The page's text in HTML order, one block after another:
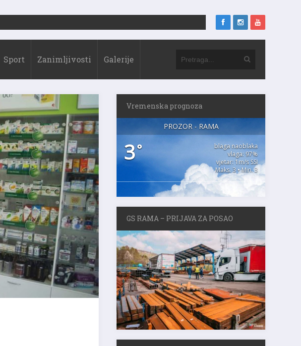
Sport Zanimljivosti Galerije
Vremenska prognoza
PROZOR - RAMA
3°
blaga naoblaka
vlaga: 97%
vjetar: 1m/s SSI
Maks. 3 • Min. 3
GS RAMA – PRIJAVA ZA POSAO